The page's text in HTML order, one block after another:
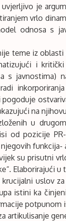
je
vrlo
odnosa s
teme iz
i
s javnostima)
na
u
od pozicije
funkcija-
su prisutni
Elaborirajući
uslov
istini ka
potpunom
artikulisanje